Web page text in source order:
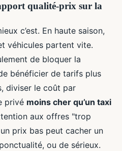
qualité-prix sur la
c’est. En haute saison,
véhicules partent vite.
de bloquer la
bénéficier de tarifs plus
diviser le coût par
privé moins cher qu’un taxi
aux offres "trop
prix bas peut cacher un
ou de sérieux.